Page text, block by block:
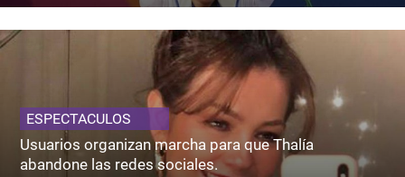
ESPECTACULOS
Usuarios organizan marcha para que Thalía
abandone las redes sociales.